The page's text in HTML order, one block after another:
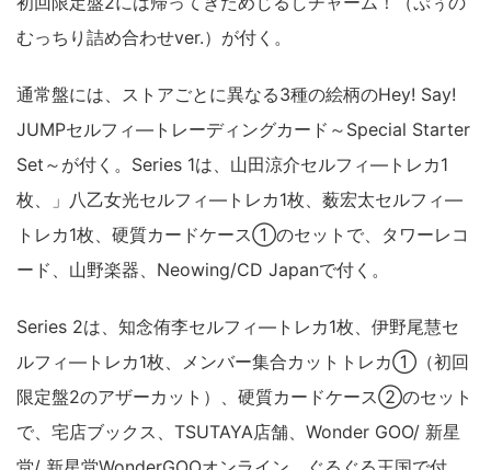
むっちり詰め合わせver.）が付く。
通常盤には、ストアごとに異なる3種の絵柄のHey! Say!
JUMPセルフィ―トレーディングカード～Special Starter
Set～が付く。Series 1は、山田涼介セルフィ―トレカ1
枚、」八乙女光セルフィ―トレカ1枚、薮宏太セルフィ―
トレカ1枚、硬質カードケース①のセットで、タワーレコ
ード、山野楽器、Neowing/CD Japanで付く。
Series 2は、知念侑李セルフィ―トレカ1枚、伊野尾慧セ
ルフィ―トレカ1枚、メンバー集合カットトレカ①（初回
限定盤2のアザーカット）、硬質カードケース②のセット
で、宅店ブックス、TSUTAYA店舗、Wonder GOO/ 新星